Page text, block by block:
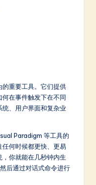
重要工具。它们提供
在事件触发下在不同
、用户界面和复杂业
Paradigm 等工具的
何时候都更快、更易
你就能在几秒钟内生
后通过对话式命令进行